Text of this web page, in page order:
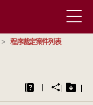
> 程序裁定案件列表